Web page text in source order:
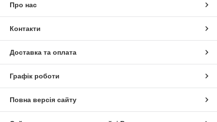
Про нас
Контакти
Доставка та оплата
Графік роботи
Повна версія сайту